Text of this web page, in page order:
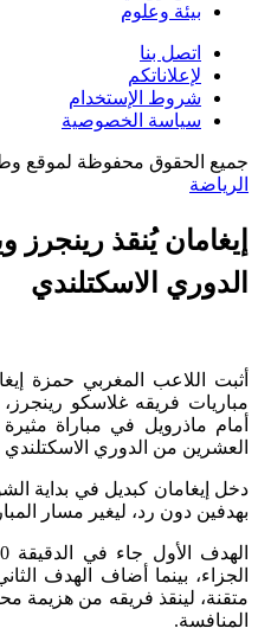
بيئة وعلوم
اتصل بنا
لإعلاناتكم
شروط الإستخدام
سياسة الخصوصية
جميع الحقوق محفوظة لموقع وطن24 ©
الرياضة
إيغامان يُنقذ
الدوري الاسكتلندي
أثبت اللاعب المغربي حمزة
مباريات فريقه غلاسكو
العشرين من الدوري الاسكتلندي
دخل إيغامان كبديل في بداية
بهدفين دون رد، ليغير مسار
متقنة، لينقذ فريقه من هزيمة
المنافسة.